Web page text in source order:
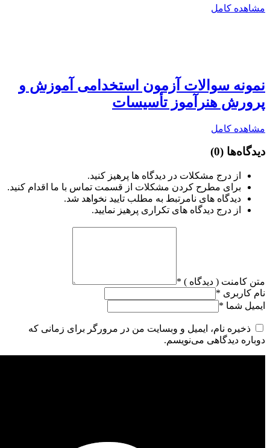
مشاهده کامل
نمونه سوالات آزمون استخدامی آموزش و
پرورش هنرآموز تأسیسات
مشاهده کامل
دیدگاه‌ها (0)
از درج مشکلات در دیدگاه ها پرهیز کنید.
برای مطرح کردن مشکلات از قسمت تماس با ما اقدام کنید.
دیدگاه های نامرتبط به مطلب تایید نخواهد شد.
از درج دیدگاه های تکراری پرهیز نمایید.
متن کامنت ( دیدگاه ) *
نام کاربری *
ایمیل شما *
ذخیره نام، ایمیل و وبسایت من در مرورگر برای زمانی که
دوباره دیدگاهی می‌نویسم.